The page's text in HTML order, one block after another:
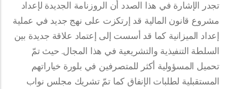
تجدر الإشارة في هذا الصدد أن الروزنامة الجديدة لإعداد
مشروع قانون المالية قد إرتكزت على نهج جديد في عملية
إعداد الميزانية كما قد أسست إلى إعتماد علاقة جديدة بين
السلطة التنفيذية والتشريعية في هذا المجال. حيث تمّ
تحميل المسؤولية أكثر للمتصرفين في بلورة خياراتهم
المستقبلية لطلبات الإنفاق كما تمّ تشريك مجلس نواب